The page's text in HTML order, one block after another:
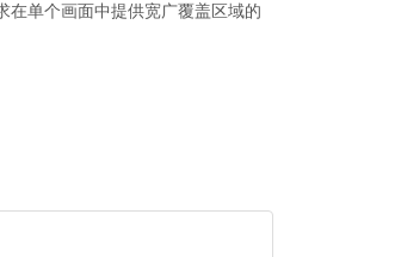
在单个画面中提供宽广覆盖区域的